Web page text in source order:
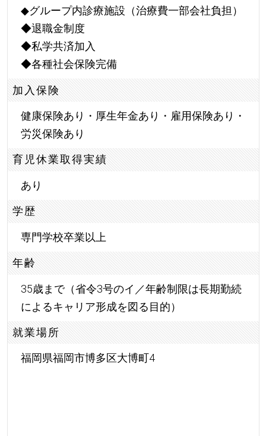
◆グループ内診療施設（治療費一部会社負担）
◆退職金制度
◆私学共済加入
◆各種社会保険完備
加入保険
健康保険あり・厚生年金あり・雇用保険あり・
労災保険あり
育児休業取得実績
あり
学歴
専門学校卒業以上
年齢
35歳まで（省令3号のイ／年齢制限は長期勤続
によるキャリア形成を図る目的）
就業場所
福岡県福岡市博多区大博町4